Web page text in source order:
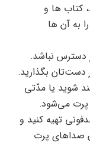
کتاب ها و
به آن ها
دسترس نباشد.
دست‌تان بگذاريد.
شويد يا مدّتي
پرت مي‌شود.
تهیه کنید و
صداهای پرت